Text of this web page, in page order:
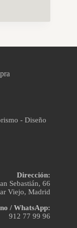
- Diseño
Dirección:
Sebastián, 66
Viejo, Madrid
/ WhatsApp:
912 77 99 96